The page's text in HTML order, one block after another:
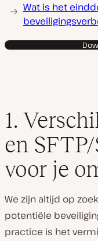
Wat is het
1.
en
voor je
We zijn altijd op
potentiële
practice is het